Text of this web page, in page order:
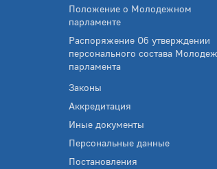
Положение о Молодежном
парламенте
Распоряжение Об утверждении
персонального состава
парламента
Законы
Аккредитация
Иные документы
Персональные данные
Постановления